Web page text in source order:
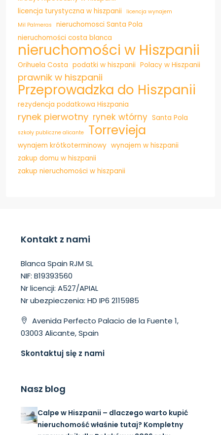
licencja turystyczna w hiszpanii
licencja wynajem
Mil Palmeras
nieruchomosci Santa Pola
nieruchomości costa blanca
nieruchomości w Hiszpanii
Orihuela Costa podatki w hiszpanii Polacy w Hiszpanii
prawnik w hiszpanii
Przeprowadzka do Hiszpanii
rezydencja podatkowa Hiszpania
rynek pierwotny rynek wtórny Santa Pola
szkoły publiczne alicante Torrevieja
wynajem krótkoterminowy wynajem w hiszpanii
zakup domu w hiszpanii
zakup nieruchomości w hiszpanii
Kontakt z nami
Blanca Spain RJM SL
NIF: B19393560
Nr licencji: A527/APIAL
Nr ubezpieczenia: HD IP6 2115985
Avenida Perfecto Palacio de la Fuente 1,
03003 Alicante, Spain
Skontaktuj się z nami
Nasz blog
Calpe w Hiszpanii – dlaczego warto kupić
nieruchomość właśnie tutaj? Kompletny